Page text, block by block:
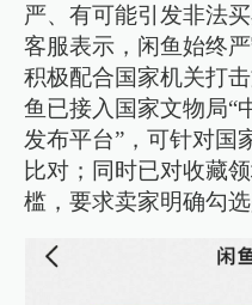
严、有可能引发非法
客服表示，闲鱼始终
积极配合国家机关打
鱼已接入国家文物局“
发布平台”，可针对国
比对；同时已对收藏
槛，要求卖家明确勾